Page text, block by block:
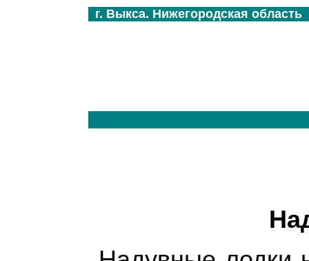
г. Выкса. Нижегородская область